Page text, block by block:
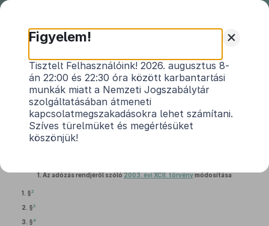
2015. évi CLXXXVII. törvény
az adózás rendjéről szóló 2003. évi XCII.
törvényés egyes adótörvények módosításáról
Hatályos: 2018. 01. 02. – 2023. 12. 31.
1.Az adózás rendjéről szóló2003. évi XCII. törvénymódosítása
1. §2
2. §3
3. §4
+
Figyelem!
Tisztelt Felhasználóink! 2026. augusztus 8-
án 22:00 és 22:30 óra között karbantartási
munkák miatt a Nemzeti Jogszabálytár
szolgáltatásában átmeneti
kapcsolatmegszakadásokra lehet számítani.
Szíves türelmüket és megértésüket
köszönjük!